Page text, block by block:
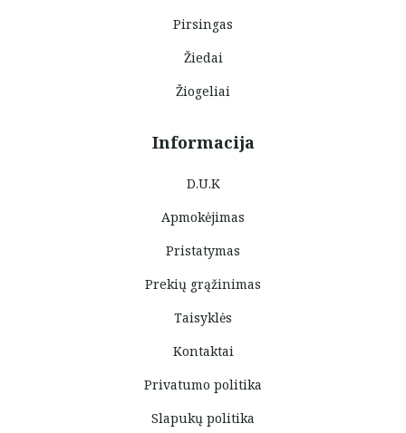
Pirsingas
Žiedai
Žiogeliai
Informacija
D.U.K
Apmokėjimas
Pristatymas
Prekių grąžinimas
Taisyklės
Kontaktai
Privatumo politika
Slapukų politika